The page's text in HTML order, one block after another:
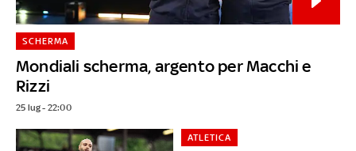
Mondiali scherma, argento per Macchi e
Rizzi
SCHERMA
25 lug - 22:00
ATLETICA